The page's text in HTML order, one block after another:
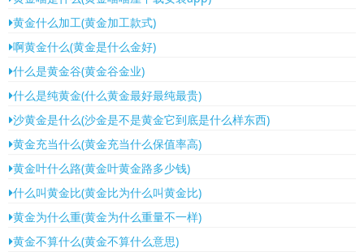
黄金什么加工(黄金加工款式)
啊黄金什么(黄金是什么金好)
什么是黄金谷(黄金谷金业)
什么是纯黄金(什么黄金最好最纯最贵)
沙黄金是什么(沙金是不是黄金它到底是什么样东西)
黄金充当什么(黄金充当什么保值率高)
黄金叶什么路(黄金叶黄金路多少钱)
什么叫黄金比(黄金比为什么叫黄金比)
黄金为什么重(黄金为什么重量不一样)
黄金不算什么(黄金不算什么意思)